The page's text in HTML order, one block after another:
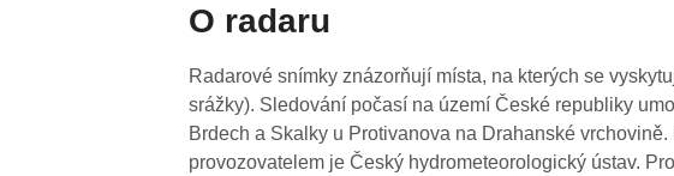
O radaru
Radarové snímky znázorňují místa, na kterých se
srážky). Sledování počasí na území České republiky
Brdech a Skalky u Protivanova na Drahanské
provozovatelem je Český hydrometeorologický ústav.